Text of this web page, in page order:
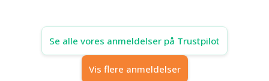
Se alle vores anmeldelser på Trustpilot
Vis flere anmeldelser